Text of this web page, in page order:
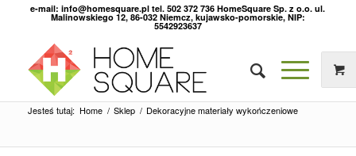
e-mail: info@homesquare.pl tel. 502 372 736 HomeSquare Sp. z o.o. ul.
Malinowskiego 12, 86-032 Niemcz, kujawsko-pomorskie, NIP:
5542923637
Jesteś tutaj: Home / Sklep / Dekoracyjne materiały wykończeniowe